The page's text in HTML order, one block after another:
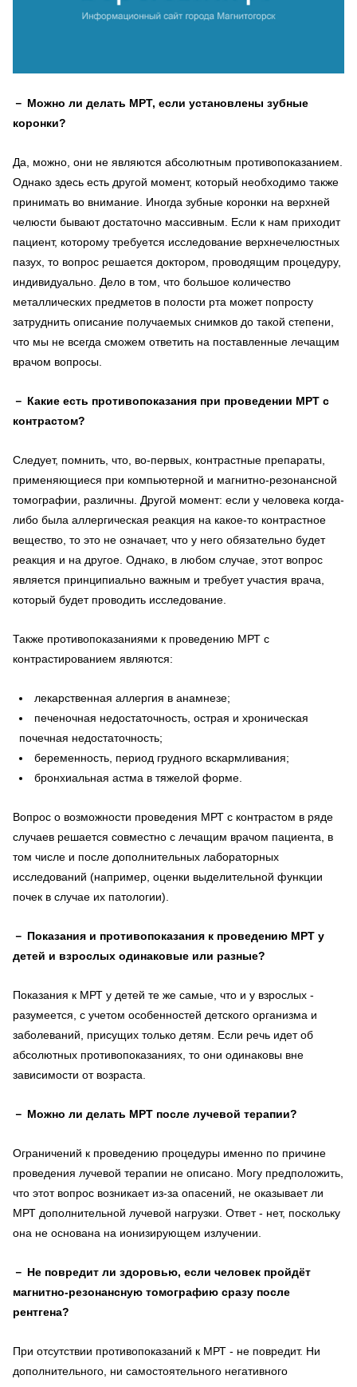
－ Можно ли делать МРТ, если установлены зубные
коронки?
Да, можно, они не являются абсолютным противопоказанием.
Однако здесь есть другой момент, который необходимо также
принимать во внимание. Иногда зубные коронки на верхней
челюсти бывают достаточно массивным. Если к нам приходит
пациент, которому требуется исследование верхнечелюстных
пазух, то вопрос решается доктором, проводящим процедуру,
индивидуально. Дело в том, что большое количество
металлических предметов в полости рта может попросту
затруднить описание получаемых снимков до такой степени,
что мы не всегда сможем ответить на поставленные лечащим
врачом вопросы.
－ Какие есть противопоказания при проведении МРТ с
контрастом?
Следует, помнить, что, во-первых, контрастные препараты,
применяющиеся при компьютерной и магнитно-резонансной
томографии, различны. Другой момент: если у человека когда-
либо была аллергическая реакция на какое-то контрастное
вещество, то это не означает, что у него обязательно будет
реакция и на другое. Однако, в любом случае, этот вопрос
является принципиально важным и требует участия врача,
который будет проводить исследование.
Также противопоказаниями к проведению МРТ с
контрастированием являются:
лекарственная аллергия в анамнезе;
печеночная недостаточность, острая и хроническая
почечная недостаточность;
беременность, период грудного вскармливания;
бронхиальная астма в тяжелой форме.
Вопрос о возможности проведения МРТ с контрастом в ряде
случаев решается совместно с лечащим врачом пациента, в
том числе и после дополнительных лабораторных
исследований (например, оценки выделительной функции
почек в случае их патологии).
－ Показания и противопоказания к проведению МРТ у
детей и взрослых одинаковые или разные?
Показания к МРТ у детей те же самые, что и у взрослых -
разумеется, с учетом особенностей детского организма и
заболеваний, присущих только детям. Если речь идет об
абсолютных противопоказаниях, то они одинаковы вне
зависимости от возраста.
－ Можно ли делать МРТ после лучевой терапии?
Ограничений к проведению процедуры именно по причине
проведения лучевой терапии не описано. Могу предположить,
что этот вопрос возникает из-за опасений, не оказывает ли
МРТ дополнительной лучевой нагрузки. Ответ - нет, поскольку
она не основана на ионизирующем излучении.
－ Не повредит ли здоровью, если человек пройдёт
магнитно-резонансную томографию сразу после
рентгена?
При отсутствии противопоказаний к МРТ - не повредит. Ни
дополнительного, ни самостоятельного негативного